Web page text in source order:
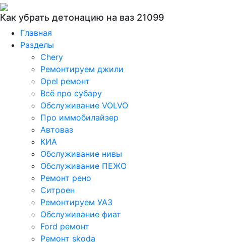
Как убрать детонацию на ваз 21099
Главная
Разделы
Chery
Ремонтируем джили
Opel ремонт
Всё про субару
Обслуживание VOLVO
Про иммобилайзер
Автоваз
КИА
Обслуживание нивы
Обслуживание ПЕЖО
Ремонт рено
Ситроен
Ремонтируем УАЗ
Обслуживание фиат
Ford ремонт
Ремонт skoda